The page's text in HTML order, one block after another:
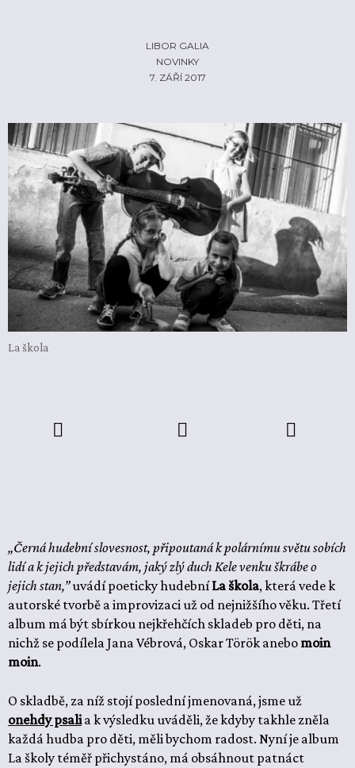
EHP/NORSKÉ FONDY
KONTAKTY
LIBOR GALIA
NOVINKY
7. ZÁŘÍ 2017
La škola
„Černá hudební slovesnost, připoutaná k polárnímu světu sobích
lidí a k jejich představám, jaký zlý duch Kele venku škrábe o
jejich stan,”uvádí poeticky hudebníLa škola, která vede k
autorské tvorbě a improvizaci už od nejnižšího věku. Třetí
album má být sbírkou nejkřehčích skladeb pro děti, na
nichž se podílela Jana Vébrová, Oskar Török anebo moin
moin.
O skladbě, za níž stojí poslední jmenovaná, jsme už
onehdy psalia k výsledku uváděli, že kdyby takhle zněla
každá hudba pro děti, měli bychom radost. Nyní je album
La školy téměř přichystáno, má obsáhnout patnáct